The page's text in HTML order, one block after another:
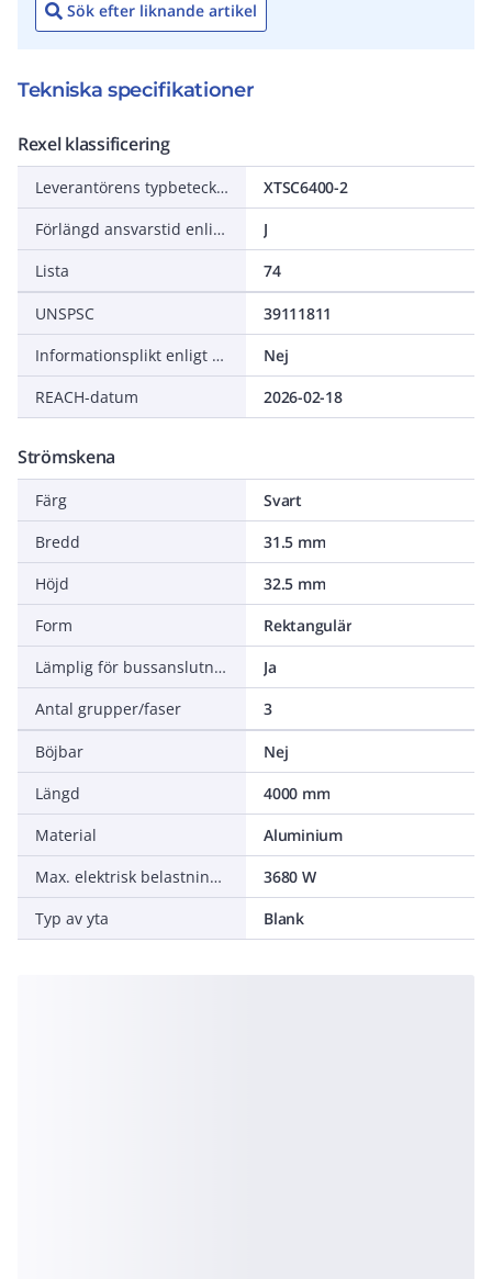
Sök efter liknande artikel
Tekniska specifikationer
Rexel klassificering
Leverantörens typbeteckning
XTSC6400-2
Förlängd ansvarstid enligt ALEM-09
J
Lista
74
UNSPSC
39111811
Informationsplikt enligt REACH
Nej
REACH-datum
2026-02-18
Strömskena
Färg
Svart
Bredd
31.5 mm
Höjd
32.5 mm
Form
Rektangulär
Lämplig för bussanslutning
Ja
Antal grupper/faser
3
Böjbar
Nej
Längd
4000 mm
Material
Aluminium
Max. elektrisk belastningsförmåga per fas
3680 W
Typ av yta
Blank